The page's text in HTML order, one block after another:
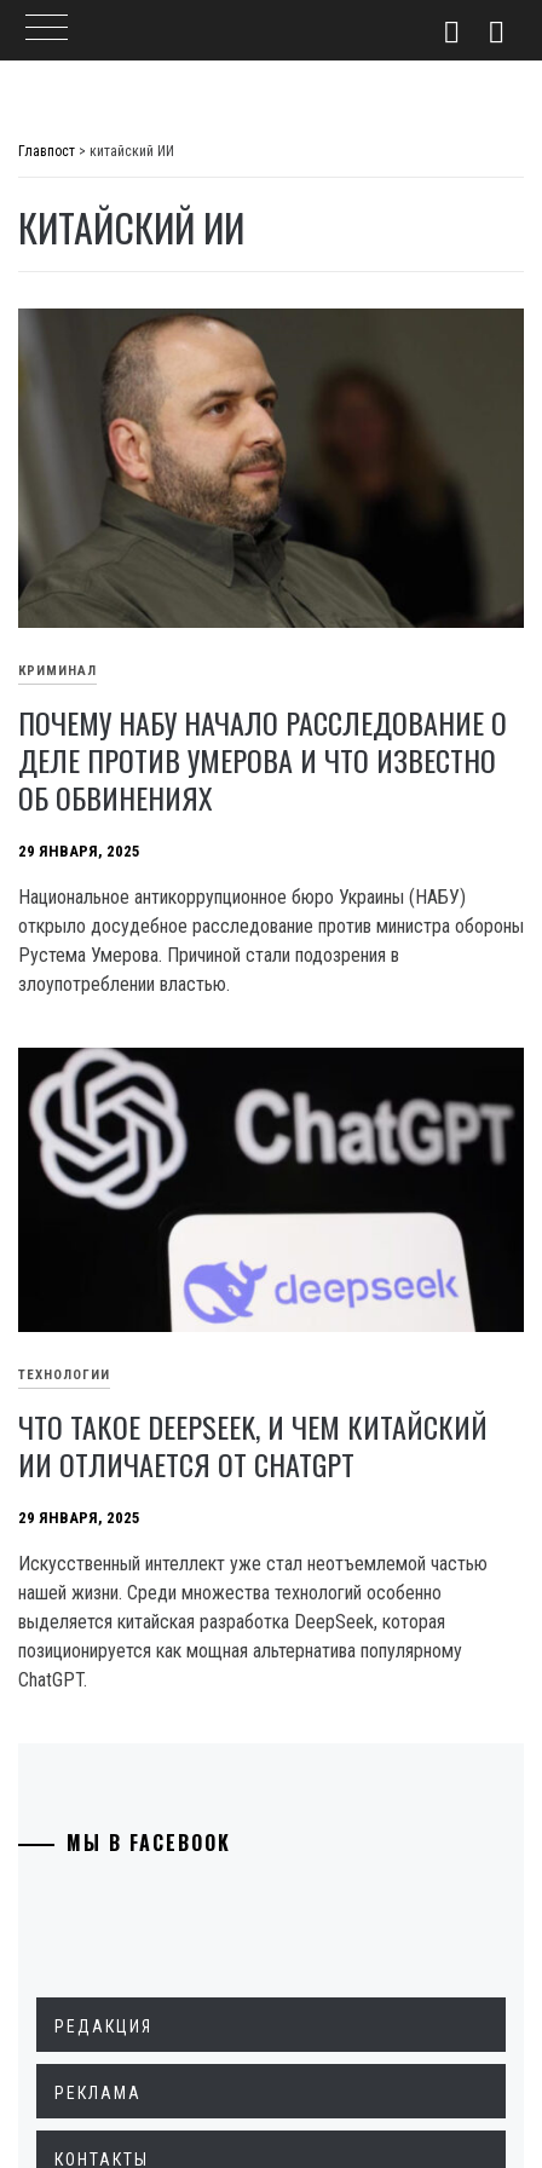
Главпост > китайский ИИ
КИТАЙСКИЙ ИИ
КРИМИНАЛ
ПОЧЕМУ НАБУ НАЧАЛО РАССЛЕДОВАНИЕ О
ДЕЛЕ ПРОТИВ УМЕРОВА И ЧТО ИЗВЕСТНО
ОБ ОБВИНЕНИЯХ
29 ЯНВАРЯ, 2025
Национальное антикоррупционное бюро Украины (НАБУ)
открыло досудебное расследование против министра обороны
Рустема Умерова. Причиной стали подозрения в
злоупотреблении властью.
ТЕХНОЛОГИИ
ЧТО ТАКОЕ DEEPSEEK, И ЧЕМ КИТАЙСКИЙ
ИИ ОТЛИЧАЕТСЯ ОТ CHATGPT
29 ЯНВАРЯ, 2025
Искусственный интеллект уже стал неотъемлемой частью
нашей жизни. Среди множества технологий особенно
выделяется китайская разработка DeepSeek, которая
позиционируется как мощная альтернатива популярному
ChatGPT.
МЫ В FACEBOOK
РЕДАКЦИЯ
РЕКЛАМА
КОНТАКТЫ